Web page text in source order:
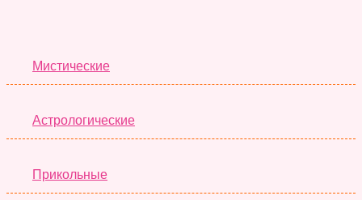
Мистические
Астрологические
Прикольные